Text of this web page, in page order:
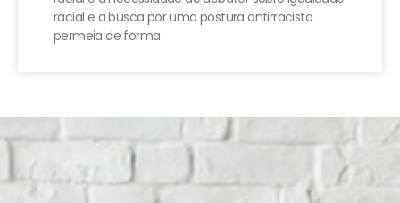
racial e a busca por uma postura antirracista
permeia de forma